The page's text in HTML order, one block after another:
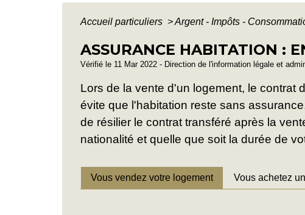
Accueil particuliers >Argent - Impôts -
ASSURANCE HABITATION :
Vérifié le 11 Mar 2022 - Direction de l'information légale et
Lors de la vente d'un logement, le contrat
évite que l'habitation reste sans
de résilier le contrat transféré après la
nationalité et quelle que soit la durée de
Vous vendez votre logement Vous achetez